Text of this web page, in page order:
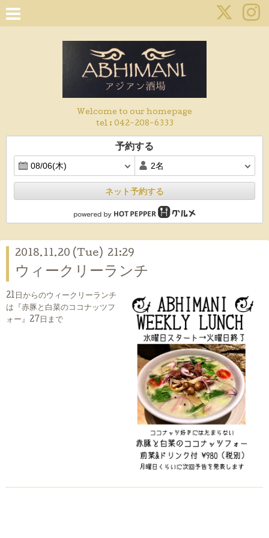
Welcome to our homepage
tel : 042-208-6333
予約する
ネット予約する
2018.11.20 (Tue) 21:29
ウィークリーランチ
21日からのウィークリーランチ
は『赤豚と白菜のココナッツフ
ォー』27日まで